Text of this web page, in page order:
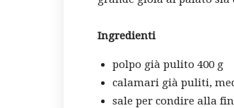
Ingredienti
polpo già pulito 400 g
calamari già puliti,
sale per condire alla